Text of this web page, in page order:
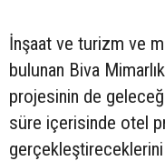
İnşaat ve turizm ve
bulunan Biva
projesinin de
süre içerisinde otel